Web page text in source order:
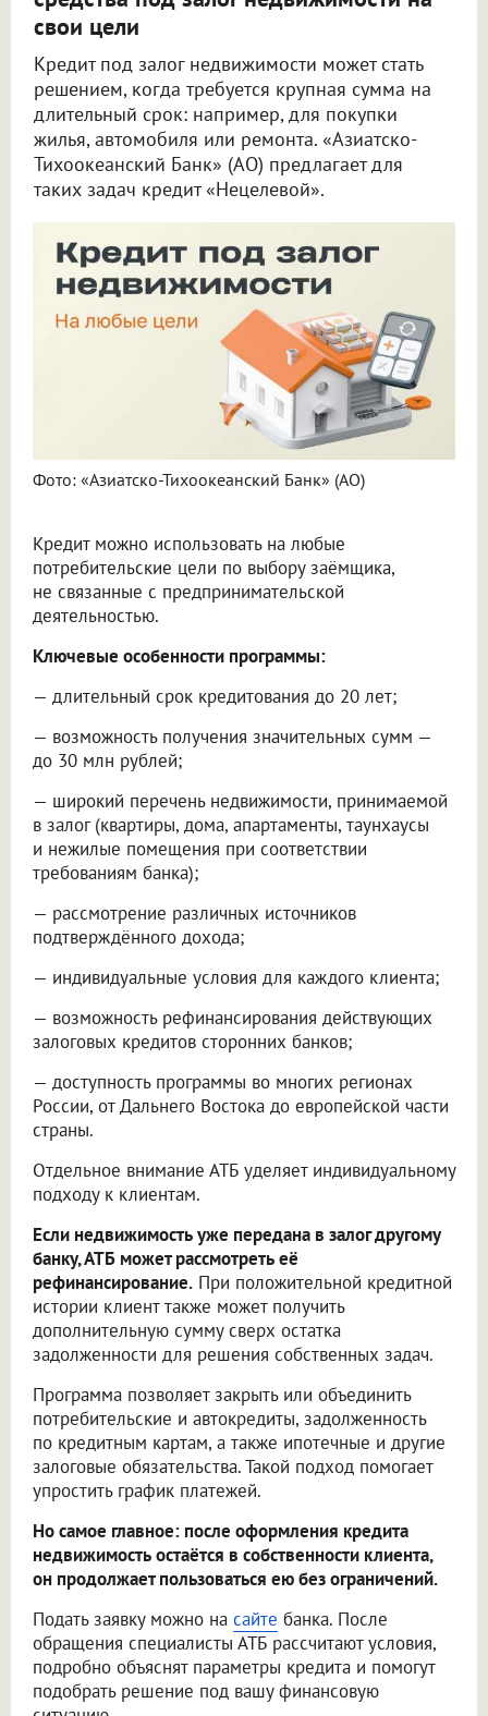
свои цели
Кредит под залог недвижимости может стать
решением, когда требуется крупная сумма на
длительный срок: например, для покупки
жилья, автомобиля или ремонта. «Азиатско-
Тихоокеанский Банк» (АО) предлагает для
таких задач кредит «Нецелевой».
Фото: «Азиатско-Тихоокеанский Банк» (АО)
Кредит можно использовать на любые
потребительские цели по выбору заёмщика,
не связанные с предпринимательской
деятельностью.
Ключевые особенности программы:
— длительный срок кредитования до 20 лет;
— возможность получения значительных сумм —
до 30 млн рублей;
— широкий перечень недвижимости, принимаемой
в залог (квартиры, дома, апартаменты, таунхаусы
и нежилые помещения при соответствии
требованиям банка);
— рассмотрение различных источников
подтверждённого дохода;
— индивидуальные условия для каждого клиента;
— возможность рефинансирования действующих
залоговых кредитов сторонних банков;
— доступность программы во многих регионах
России, от Дальнего Востока до европейской части
страны.
Отдельное внимание АТБ уделяет индивидуальному
подходу к клиентам.
Если недвижимость уже передана в залог другому
банку, АТБ может рассмотреть её
рефинансирование. При положительной кредитной
истории клиент также может получить
дополнительную сумму сверх остатка
задолженности для решения собственных задач.
Программа позволяет закрыть или объединить
потребительские и автокредиты, задолженность
по кредитным картам, а также ипотечные и другие
залоговые обязательства. Такой подход помогает
упростить график платежей.
Но самое главное: после оформления кредита
недвижимость остаётся в собственности клиента,
он продолжает пользоваться ею без ограничений.
Подать заявку можно на сайте банка. После
обращения специалисты АТБ рассчитают условия,
подробно объяснят параметры кредита и помогут
подобрать решение под вашу финансовую